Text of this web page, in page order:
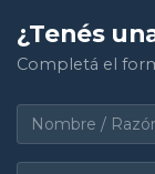
¿Tenés
Completá el